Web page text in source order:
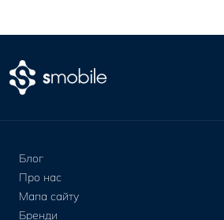
Блог
Про нас
Мапа сайту
Бренди